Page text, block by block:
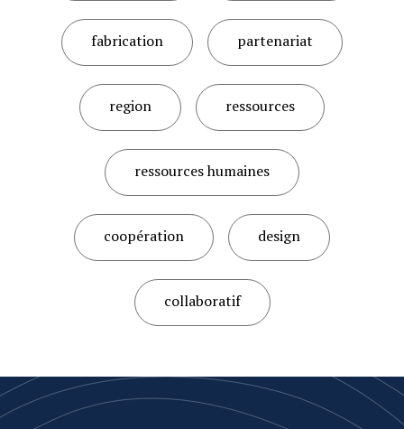
fabrication partenariat
region ressources
ressources humaines
coopération design
collaboratif